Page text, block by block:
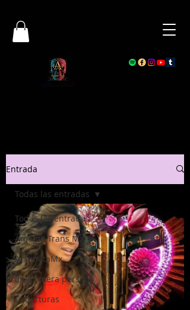
Entrada
Todas las entradas
Ámame Trans Mx
AmanotaMx
En primera persona
Coberturas
Todas las entradas